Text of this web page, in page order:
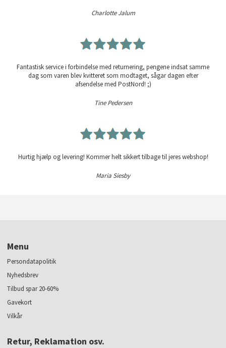
Charlotte Jalum
Fantastisk service i forbindelse med returnering, pengene indsat samme
dag som varen blev kvitteret som modtaget, sågar dagen efter
afsendelse med PostNord! ;)
Tine Pedersen
Hurtig hjælp og levering! Kommer helt sikkert tilbage til jeres webshop!
Maria Siesby
Menu
Persondatapolitik
Nyhedsbrev
Tilbud spar 20-60%
Gavekort
Vilkår
Retur, Reklamation osv.